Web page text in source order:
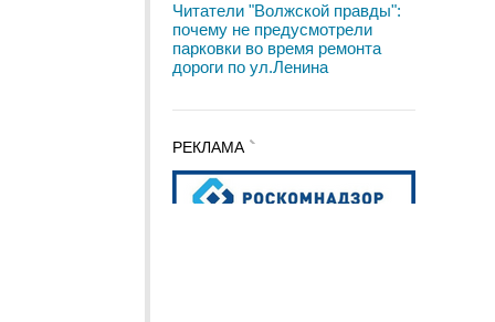
Читатели "Волжской правды":
почему не предусмотрели
парковки во время ремонта
дороги по ул.Ленина
РЕКЛАМА